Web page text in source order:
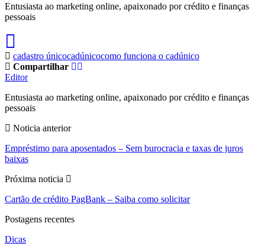
Entusiasta ao marketing online, apaixonado por crédito e finanças
pessoais
cadastro únicocadúnicocomo funciona o cadúnico
Compartilhar
Editor
Entusiasta ao marketing online, apaixonado por crédito e finanças
pessoais
Noticia anterior
Empréstimo para aposentados – Sem burocracia e taxas de juros
baixas
Próxima noticia
Cartão de crédito PagBank – Saiba como solicitar
Postagens recentes
Dicas